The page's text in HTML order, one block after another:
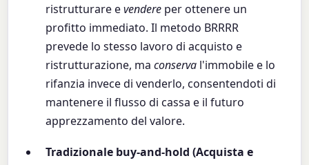
ristrutturare evendere per ottenere un
profitto immediato. Il metodo BRRRR
prevede lo stesso lavoro di acquisto e
ristrutturazione, maconserva l'immobile e lo
rifanzia invece di venderlo, consentendoti di
mantenere il flusso di cassa e il futuro
apprezzamento del valore.
Tradizionale buy-and-hold (Acquista e